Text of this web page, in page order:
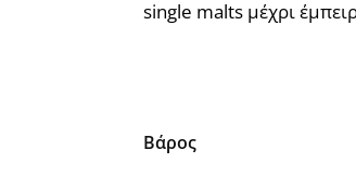
single malts μέχρι
Βάρος